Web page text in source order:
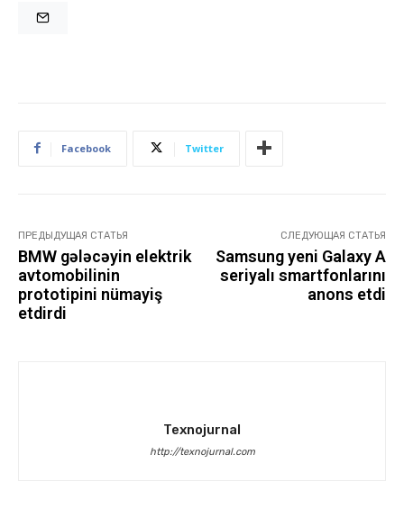
Facebook Twitter
ПРЕДЫДУЩАЯ СТАТЬЯ
BMW gələcəyin elektrik
avtomobilinin
prototipini nümayiş
etdirdi
СЛЕДУЮЩАЯ СТАТЬЯ
Samsung yeni Galaxy A
seriyalı smartfonlarını
anons etdi
Texnojurnal
http://texnojurnal.com